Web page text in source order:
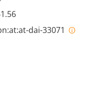
dai-33071